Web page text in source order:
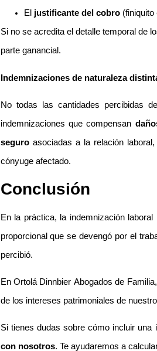
El justificante del cobro(finiquito
Si no se acredita el detalle temporal de
parte ganancial.
Indemnizaciones de naturaleza
No todas las cantidades percibidas
indemnizaciones que compensan
seguroasociadas a la relación laboral,
cónyuge afectado.
Conclusión
En la práctica, la indemnización laboral
proporcional que se devengó por el
percibió.
En Ortolá Dinnbier Abogados de
de los intereses patrimoniales de
Si tienes dudas sobre cómo incluir
con nosotros. Te ayudaremos a